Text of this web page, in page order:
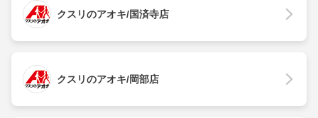
クスリのアオキ/国済寺店
クスリのアオキ/岡部店